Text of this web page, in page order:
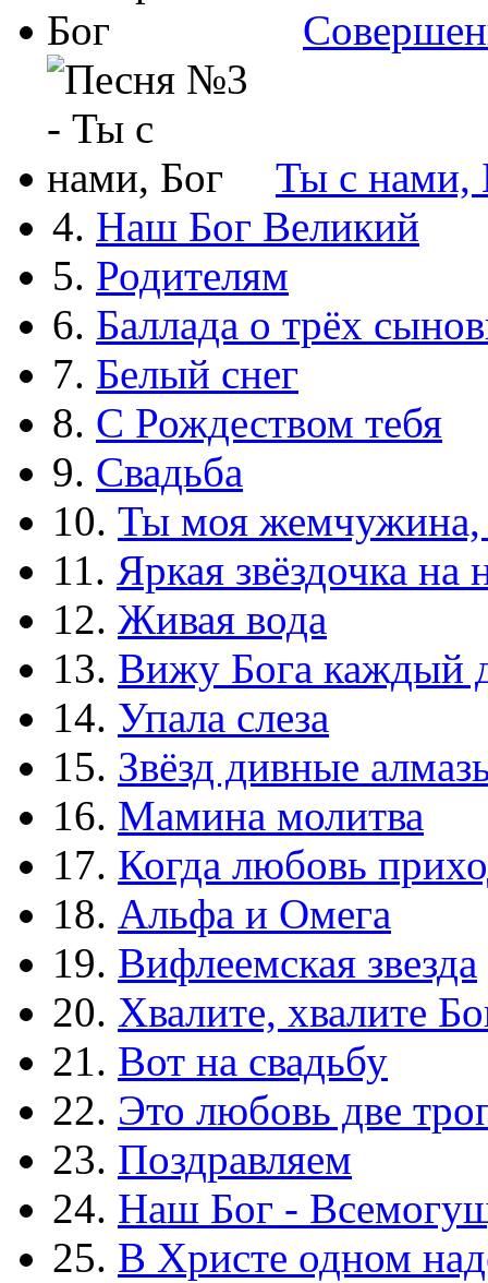
Ты с нами,
4. Наш Бог Великий
5. Родителям
6. Баллада о трёх
7. Белый снег
8. С Рождеством тебя
9. Свадьба
10. Ты моя жемчужина,
11. Яркая звёздочка на
12. Живая вода
13. Вижу Бога каждый
14. Упала слеза
15. Звёзд дивные
16. Мамина молитва
17. Когда любовь
18. Альфа и Омега
19. Вифлеемская звезда
20. Хвалите, хвалите
21. Вот на свадьбу
22. Это любовь две
23. Поздравляем
24. Наш Бог -
25. В Христе одном